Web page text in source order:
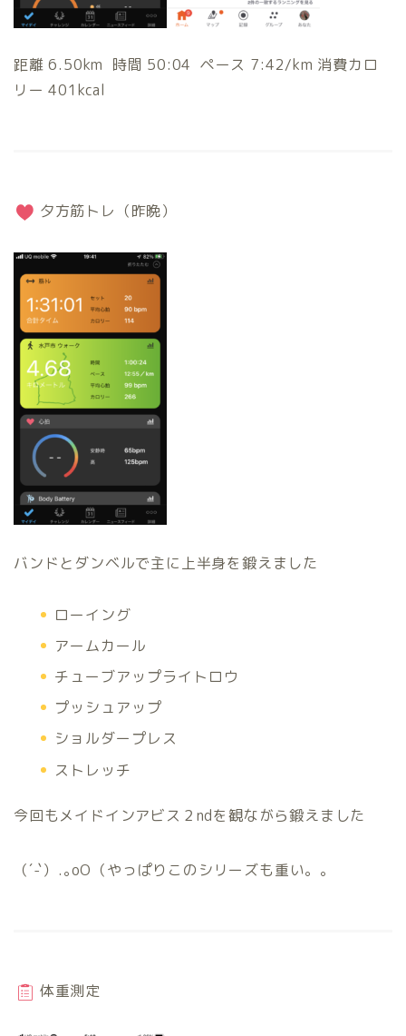
距離 6.50km 時間 50:04 ペース 7:42/km 消費カロ
リー 401kcal
夕方筋トレ（昨晩）
バンドとダンベルで主に上半身を鍛えました
ローイング
アームカール
チューブアップライトロウ
プッシュアップ
ショルダープレス
ストレッチ
今回もメイドインアビス２ndを観ながら鍛えました
（´-`）.｡oO（やっぱりこのシリーズも重い。。
体重測定